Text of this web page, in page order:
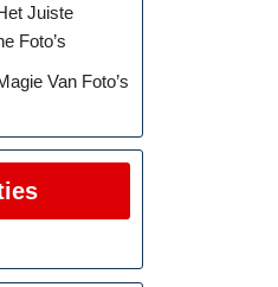
Juiste
Foto’s
Van Foto’s